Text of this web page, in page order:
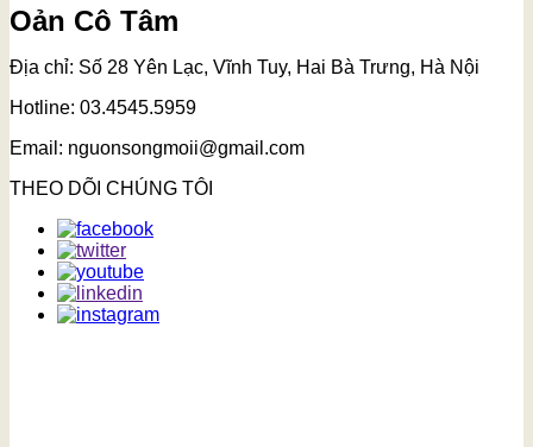
Oản Cô Tâm
Địa chỉ: Số 28 Yên Lạc, Vĩnh Tuy, Hai Bà Trưng, Hà Nội
Hotline: 03.4545.5959
Email: nguonsongmoii@gmail.com
THEO DÕI CHÚNG TÔI